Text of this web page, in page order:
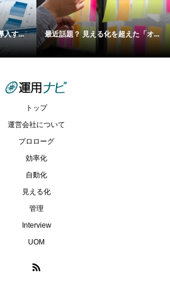
入す... 最近話題？ 見える化を超えた「オ...
トップ
運営会社について
プロローグ
効率化
自動化
見える化
管理
Interview
UOM